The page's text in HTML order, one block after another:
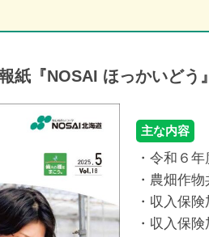
紙『NOSAI ほっかいどう
主な内容
・令和６
・農畑作
・収入保
・収入保